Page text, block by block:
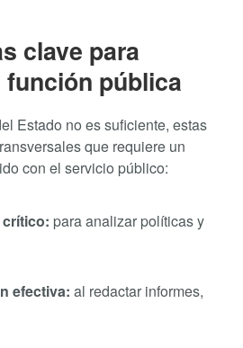
clave para
función pública
Estado no es suficiente, estas
que requiere un
con el servicio público:
para analizar políticas y
efectiva: al redactar informes,